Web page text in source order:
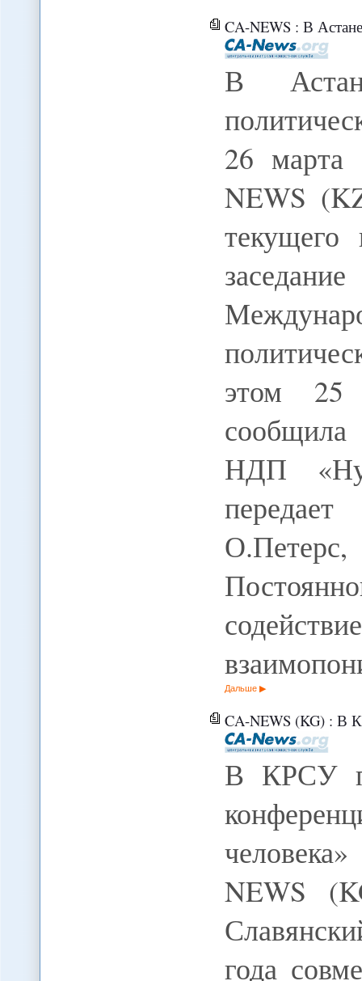
CA-NEWS : В Астане
В
26 марта
NEWS
этом 25
сообщила
НДП
Дальше
CA-NEWS (KG) : В КРСУ
В КРСУ
NEWS
года